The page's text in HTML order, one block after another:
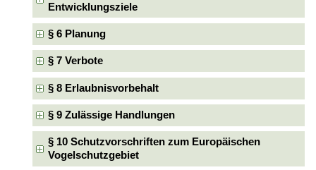
Entwicklungsziele
§ 6 Planung
§ 7 Verbote
§ 8 Erlaubnisvorbehalt
§ 9 Zulässige Handlungen
§ 10 Schutzvorschriften zum Europäischen
Vogelschutzgebiet